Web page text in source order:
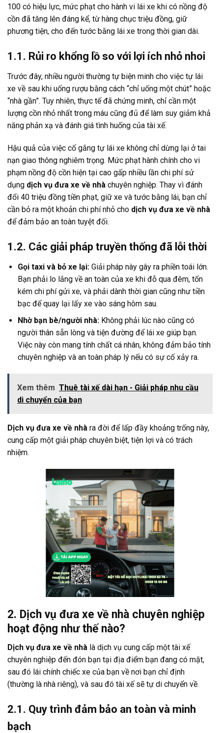
100 có hiệu lực, mức phạt cho hành vi lái xe khi có nồng độ
cồn đã tăng lên đáng kể, từ hàng chục triệu đồng, giữ
phương tiện, cho đến tước bằng lái xe trong thời gian dài.
1.1. Rủi ro khổng lồ so với lợi ích nhỏ nhoi
Trước đây, nhiều người thường tự biện minh cho việc tự lái
xe về sau khi uống rượu bằng cách “chỉ uống một chút” hoặc
“nhà gần”. Tuy nhiên, thực tế đã chứng minh, chỉ cần một
lượng cồn nhỏ nhất trong máu cũng đủ để làm suy giảm khả
năng phản xạ và đánh giá tình huống của tài xế.
Hậu quả của việc cố gắng tự lái xe không chỉ dừng lại ở tai
nạn giao thông nghiêm trọng. Mức phạt hành chính cho vi
phạm nồng độ cồn hiện tại cao gấp nhiều lần chi phí sử
dụng dịch vụ đưa xe về nhà chuyên nghiệp. Thay vì đánh
đổi 40 triệu đồng tiền phạt, giữ xe và tước bằng lái, bạn chỉ
cần bỏ ra một khoản chi phí nhỏ cho dịch vụ đưa xe về nhà
để đảm bảo an toàn tuyệt đối.
1.2. Các giải pháp truyền thống đã lỗi thời
Gọi taxi và bỏ xe lại:Giải pháp này gây ra phiền toái lớn.
Bạn phải lo lắng về an toàn của xe khi đỗ qua đêm, tốn
kém chi phí gửi xe, và phải dành thời gian cũng như tiền
bạc để quay lại lấy xe vào sáng hôm sau.
Nhờ bạn bè/người nhà:Không phải lúc nào cũng có
người thân sẵn lòng và tiện đường để lái xe giúp bạn.
Việc này còn mang tính chất cá nhân, không đảm bảo tính
chuyên nghiệp và an toàn pháp lý nếu có sự cố xảy ra.
Xem thêm Thuê tài xế dài hạn - Giải pháp nhu cầu
di chuyển của bạn
Dịch vụ đưa xe về nhà ra đời để lấp đầy khoảng trống này,
cung cấp một giải pháp chuyên biệt, tiện lợi và có trách
nhiệm.
2. Dịch vụ đưa xe về nhà chuyên nghiệp
hoạt động như thế nào?
Dịch vụ đưa xe về nhà là dịch vụ cung cấp một tài xế
chuyên nghiệp đến đón bạn tại địa điểm bạn đang có mặt,
sau đó lái chính chiếc xe của bạn về nơi bạn chỉ định
(thường là nhà riêng), và sau đó tài xế sẽ tự di chuyển về.
2.1. Quy trình đảm bảo an toàn và minh
bạch